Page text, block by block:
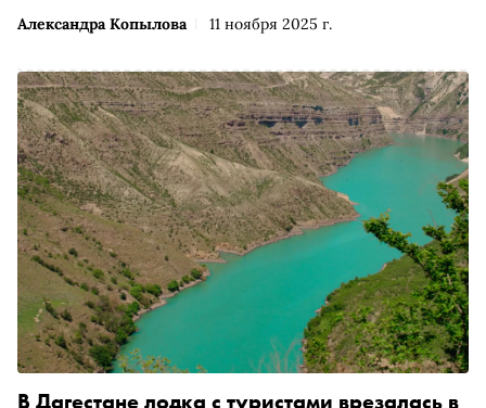
Александра Копылова 11 ноября 2025 г.
В Дагестане лодка с туристами врезалась в